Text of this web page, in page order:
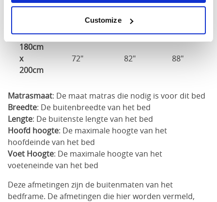
Customize
180cm
x
200cm
72" 82" 88"
Matrasmaat: De maat matras die nodig is voor dit bed
Breedte: De buitenbreedte van het bed
Lengte: De buitenste lengte van het bed
Hoofd hoogte: De maximale hoogte van het
hoofdeinde van het bed
Voet Hoogte: De maximale hoogte van het
voeteneinde van het bed
Deze afmetingen zijn de buitenmaten van het
bedframe. De afmetingen die hier worden vermeld,